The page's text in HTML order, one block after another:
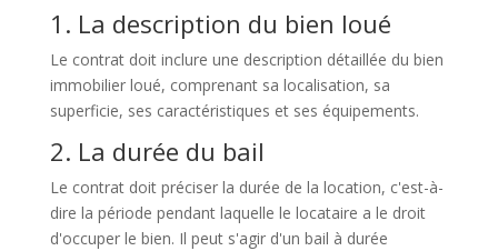
1. La description du bien loué
Le contrat doit inclure une description détaillée du bien
immobilier loué, comprenant sa localisation, sa
superficie, ses caractéristiques et ses équipements.
2. La durée du bail
Le contrat doit préciser la durée de la location, c'est-à-
dire la période pendant laquelle le locataire a le droit
d'occuper le bien. Il peut s'agir d'un bail à durée